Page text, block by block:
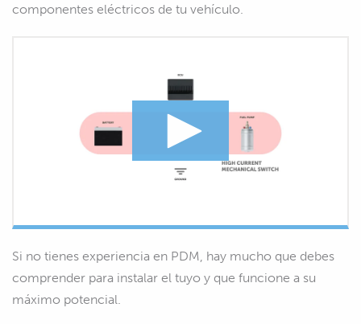
componentes eléctricos de tu vehículo.
Si no tienes experiencia en PDM, hay mucho que debes
comprender para instalar el tuyo y que funcione a su
máximo potencial.